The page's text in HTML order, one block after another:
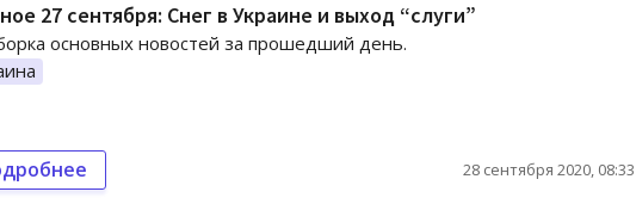
27 сентября: Снег в Украине и выход “слуги”
основных новостей за прошедший день.
28 сентября 2020, 08:33